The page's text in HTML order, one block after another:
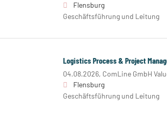
Flensburg
Geschäftsführung und Leitung
Logistics Process & Project
04.08.2026, ComLine GmbH
Flensburg
Geschäftsführung und Leitung